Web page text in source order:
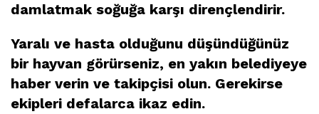
damlatmak soğuğa karşı dirençlendirir.
Yaralı ve hasta olduğunu düşündüğünüz
bir hayvan görürseniz, en yakın belediyeye
haber verin ve takipçisi olun. Gerekirse
ekipleri defalarca ikaz edin.